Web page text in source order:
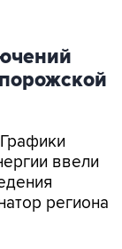
ввели
региона